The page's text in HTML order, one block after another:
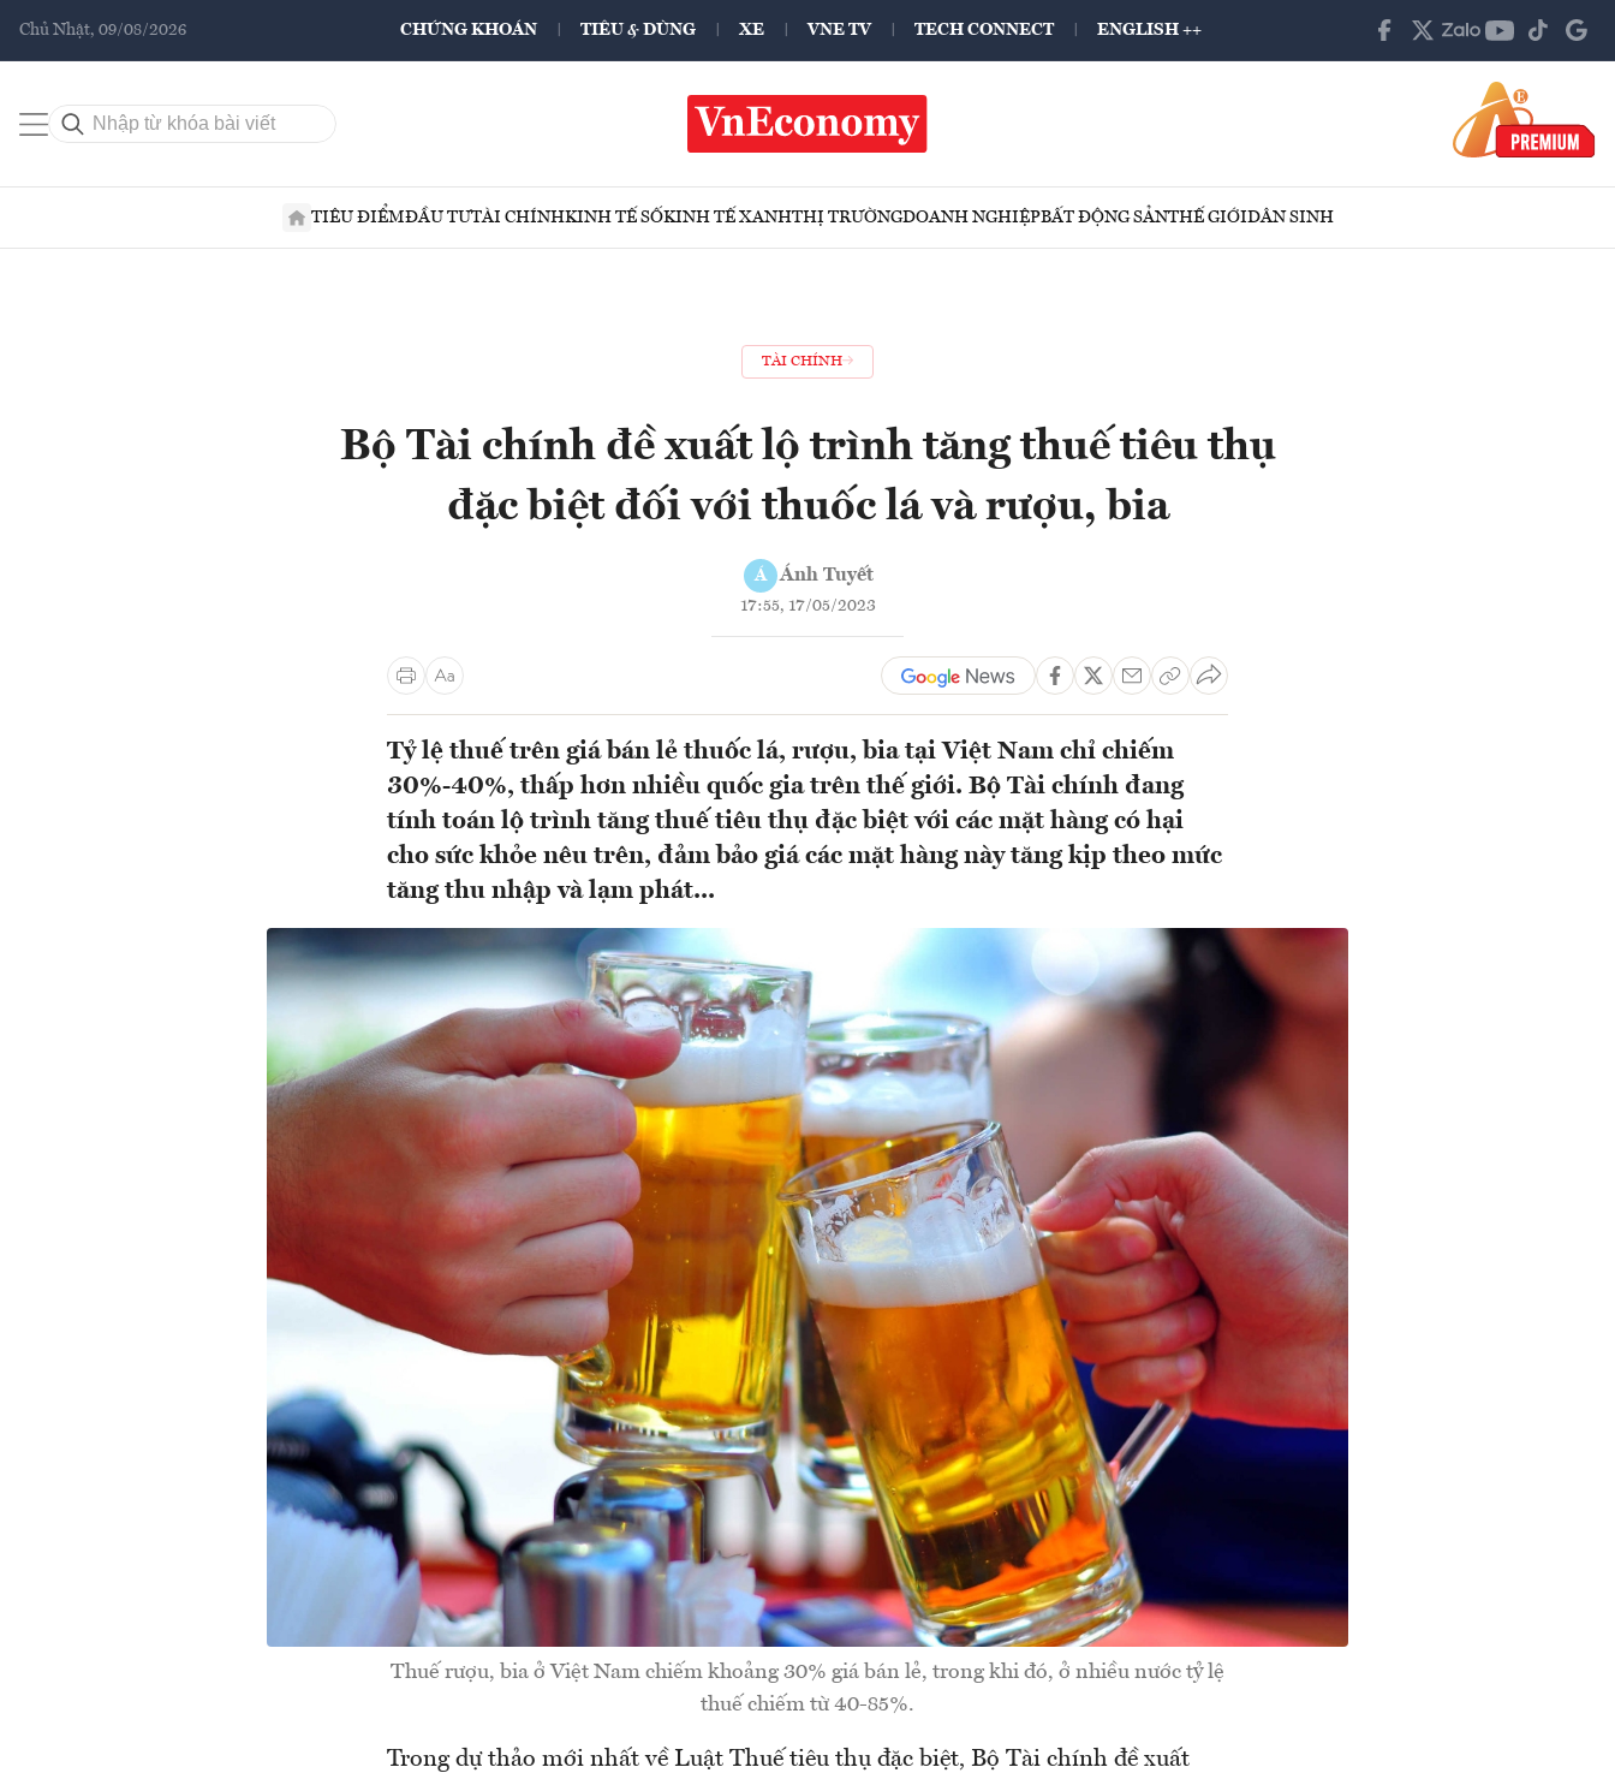
Chủ Nhật, 09/08/2026 CHỨNG KHOÁN TIÊU & DÙNG XE VNE TV TECH CONNECT ENGLISH ++
TIÊU ĐIỂMĐẦU TƯTÀI CHÍNHKINH TẾ SỐKINH TẾ XANHTHỊ TRƯỜNGDOANH NGHIỆPBẤT ĐỘNG SẢNTHẾ GIỚIDÂN SINH
TÀI CHÍNH
Bộ Tài chính đề xuất lộ trình tăng thuế tiêu thụ
đặc biệt đối với thuốc lá và rượu, bia
Á Ánh Tuyết
17:55, 17/05/2023
Tỷ lệ thuế trên giá bán lẻ thuốc lá, rượu, bia tại Việt Nam chỉ chiếm
30%-40%, thấp hơn nhiều quốc gia trên thế giới. Bộ Tài chính đang
tính toán lộ trình tăng thuế tiêu thụ đặc biệt với các mặt hàng có hại
cho sức khỏe nêu trên, đảm bảo giá các mặt hàng này tăng kịp theo mức
tăng thu nhập và lạm phát...
Thuế rượu, bia ở Việt Nam chiếm khoảng 30% giá bán lẻ, trong khi đó, ở nhiều nước tỷ lệ
thuế chiếm từ 40-85%.
Trong dự thảo mới nhất về Luật Thuế tiêu thụ đặc biệt, Bộ Tài chính đề xuất